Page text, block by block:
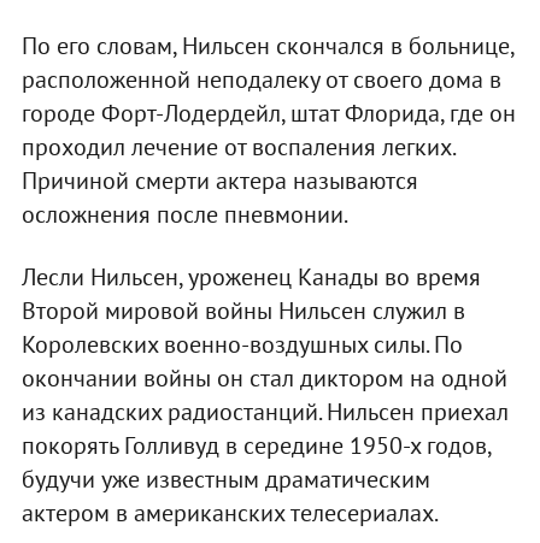
По его словам, Нильсен скончался в больнице,
расположенной неподалеку от своего дома в
городе Форт-Лодердейл, штат Флорида, где он
проходил лечение от воспаления легких.
Причиной смерти актера называются
осложнения после пневмонии.
Лесли Нильсен, уроженец Канады во время
Второй мировой войны Нильсен служил в
Королевских военно-воздушных силы. По
окончании войны он стал диктором на одной
из канадских радиостанций. Нильсен приехал
покорять Голливуд в середине 1950-х годов,
будучи уже известным драматическим
актером в американских телесериалах.